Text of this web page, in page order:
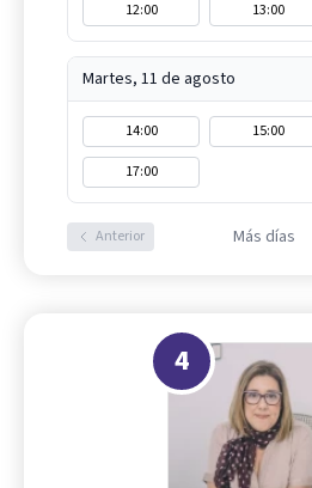
12:00 13:00
Martes, 11 de agosto
14:00 15:00
17:00
Anterior Más días
4